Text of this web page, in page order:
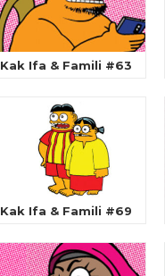
Kak Ifa & Famili #63
Kak Ifa & Famili #69